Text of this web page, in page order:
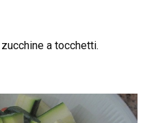
a tocchetti.